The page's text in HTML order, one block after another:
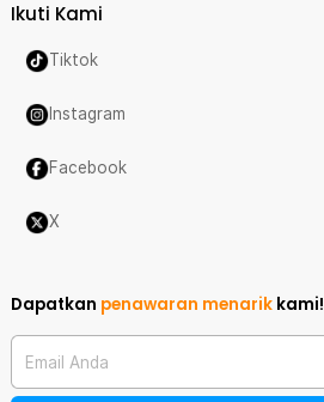
Ikuti Kami
Tiktok
Instagram
Facebook
X
Dapatkan penawaran menarik kami!
Email Anda